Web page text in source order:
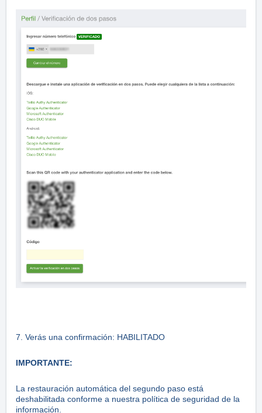
7. Verás una confirmación: HABILITADO
IMPORTANTE:
La restauración automática del segundo paso está
deshabilitada conforme a nuestra política de seguridad de la
información.